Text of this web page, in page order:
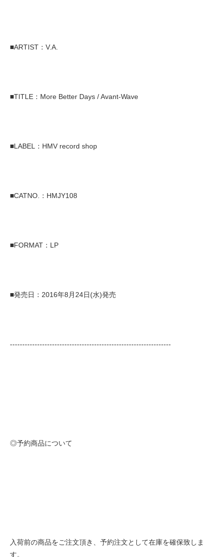
■ARTIST：V.A.
■TITLE：More Better Days / Avant-Wave
■LABEL：HMV record shop
■CATNO.：HMJY108
■FORMAT：LP
■発売日：2016年8月24日(水)発売
-----------------------------------------------------------------
◎予約商品について
入荷前の商品をご注文頂き、予約注文として在庫を確保致しま
す。